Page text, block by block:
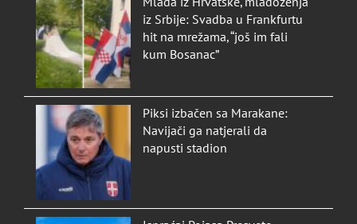
iz Srbije: Svadba u Frankfurtu
hit na mrežama, “još im fali
kum Bosanac”
Piksi izbačen sa Marakane:
Navijači ga natjerali da
napusti stadion